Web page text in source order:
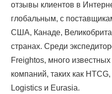
отзывы клиентов в
глобальным, с
США, Канаде,
странах. Среди
Freightos, много
компаний, таких как
Logistics и Eurasia.